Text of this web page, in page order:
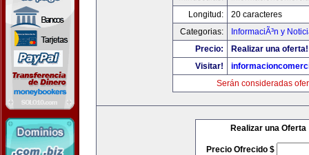
Longitud:
20 caracteres
Categorias:
InformaciÃ³n y
Precio:
Realizar una oferta!
Visitar!
Serán consideradas
Realizar una Oferta
Precio Ofrecido $